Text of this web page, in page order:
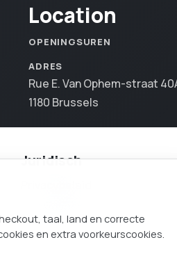
Location
OPENINGSUREN
ADRES
Rue E. Van Ophem-straat
1180 Brussels
Juridisch
Sitemap
taal, land en correcte
en extra voorkeurscookies.